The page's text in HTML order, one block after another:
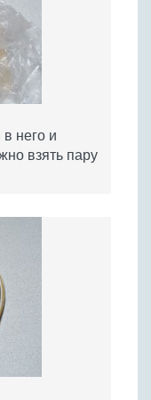
него и
взять пару